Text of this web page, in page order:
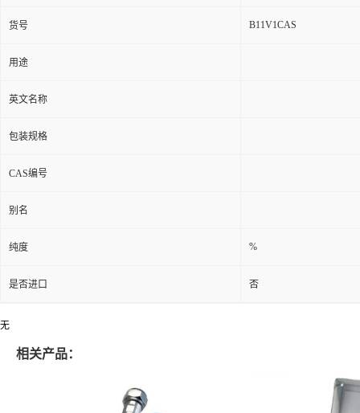
货号 B11V1CAS
用途
英文名称
包装规格
CAS编号
别名
纯度 %
是否进口 否
无
相关产品：